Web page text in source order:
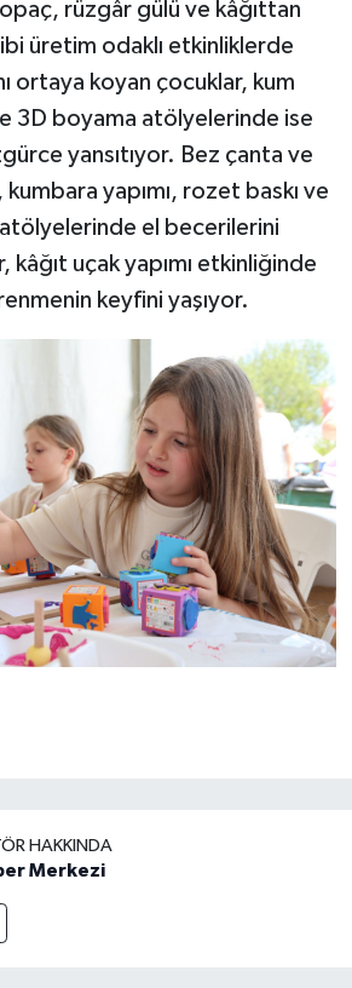
rüzgâr gülü ve kâğıttan
üretim odaklı etkinliklerde
ortaya koyan çocuklar, kum
3D boyama atölyelerinde ise
yansıtıyor. Bez çanta ve
yapımı, rozet baskı ve
atölyelerinde el becerilerini
kâğıt uçak yapımı etkinliğinde
keyfini yaşıyor.
HAKKINDA
Merkezi